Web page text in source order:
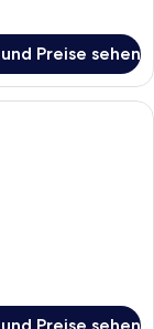
Preise sehen
mit zwei Betten,